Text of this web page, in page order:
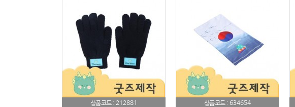
5 볼펜
6
7 여행
상품코드 : 212881 상품코드 : 634654